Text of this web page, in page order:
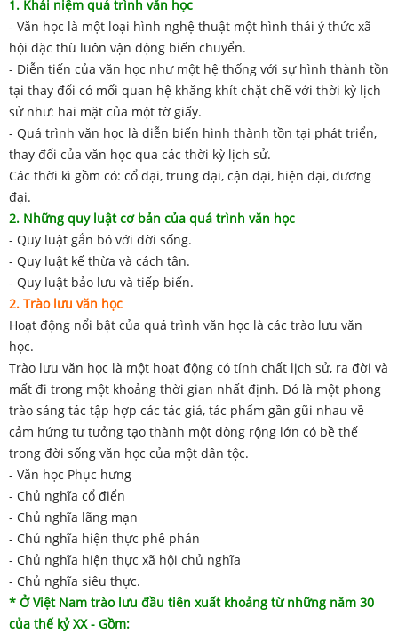
1. Khái niệm quá trình văn học
- Văn học là một loại hình nghệ thuật một hình thái ý thức xã
hội đặc thù luôn vận động biến chuyển.
- Diễn tiến của văn học như một hệ thống với sự hình thành tồn
tại thay đổi có mối quan hệ khăng khít chặt chẽ với thời kỳ lịch
sử như: hai mặt của một tờ giấy.
- Quá trình văn học là diễn biến hình thành tồn tại phát triển,
thay đổi của văn học qua các thời kỳ lịch sử.
Các thời kì gồm có: cổ đại, trung đại, cận đại, hiện đại, đương
đại.
2. Những quy luật cơ bản của quá trình văn học
- Quy luật gắn bó với đời sống.
- Quy luật kế thừa và cách tân.
- Quy luật bảo lưu và tiếp biến.
2. Trào lưu văn học
Hoạt động nổi bật của quá trình văn học là các trào lưu văn
học.
Trào lưu văn học là một hoạt động có tính chất lịch sử, ra đời và
mất đi trong một khoảng thời gian nhất định. Đó là một phong
trào sáng tác tập hợp các tác giả, tác phẩm gần gũi nhau về
cảm hứng tư tưởng tạo thành một dòng rộng lớn có bề thế
trong đời sống văn học của một dân tộc.
- Văn học Phục hưng
- Chủ nghĩa cổ điển
- Chủ nghĩa lãng mạn
- Chủ nghĩa hiện thực phê phán
- Chủ nghĩa hiện thực xã hội chủ nghĩa
- Chủ nghĩa siêu thực.
* Ở Việt Nam trào lưu đầu tiên xuất khoảng từ những năm 30
của thế kỷ XX - Gồm: